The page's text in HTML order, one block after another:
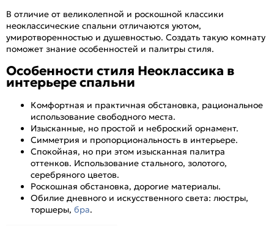
В отличие от великолепной и роскошной классики
неоклассические спальни отличаются уютом,
умиротворенностью и душевностью. Создать такую комнату
поможет знание особенностей и палитры стиля.
Особенности стиля Неоклассика в
интерьере спальни
Комфортная и практичная обстановка, рациональное
использование свободного места.
Изысканные, но простой и неброский орнамент.
Симметрия и пропорциональность в интерьере.
Спокойная, но при этом изысканная палитра
оттенков. Использование стального, золотого,
серебряного цветов.
Роскошная обстановка, дорогие материалы.
Обилие дневного и искусственного света: люстры,
торшеры, бра.